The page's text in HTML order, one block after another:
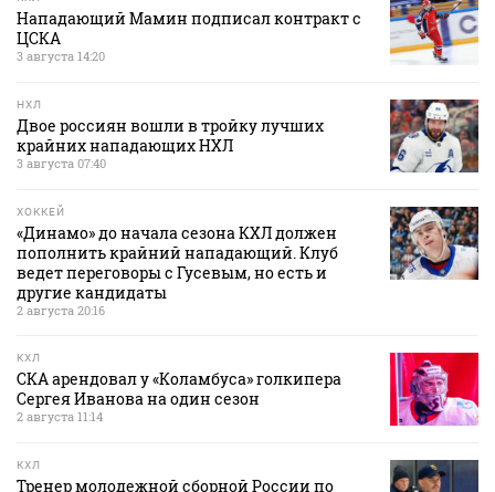
Нападающий Мамин подписал контракт с
ЦСКА
3 августа 14:20
НХЛ
Двое россиян вошли в тройку лучших
крайних нападающих НХЛ
3 августа 07:40
ХОККЕЙ
«Динамо» до начала сезона КХЛ должен
пополнить крайний нападающий. Клуб
ведет переговоры с Гусевым, но есть и
другие кандидаты
2 августа 20:16
КХЛ
СКА арендовал у «Коламбуса» голкипера
Сергея Иванова на один сезон
2 августа 11:14
КХЛ
Тренер молодежной сборной России по